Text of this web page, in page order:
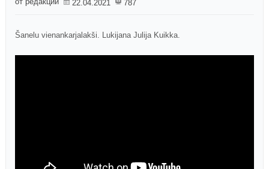
22.04.2021 787
Šanelu vienankarjalakši. Lukijana Julija Kuikka.